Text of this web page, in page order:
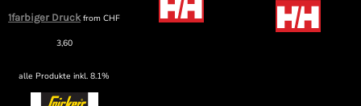
1farbiger DruckfromCHF
3,60
alle Produkte inkl. 8.1%